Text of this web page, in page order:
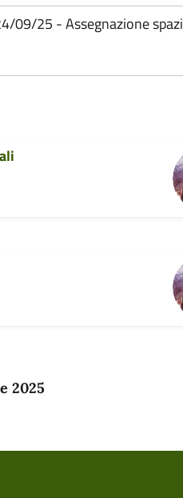
09/25 - Assegnazione spazi
2025